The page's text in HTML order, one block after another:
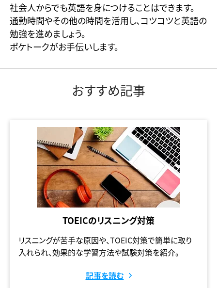
社会人からでも英語を身につけることはできます。
通勤時間やその他の時間を活用し、コツコツと英語の
勉強を進めましょう。
ポケトークがお手伝いします。
おすすめ記事
TOEICのリスニング対策
リスニングが苦手な原因や、TOEIC対策で簡単に取り
入れられ、効果的な学習方法や試験対策を紹介。
記事を読む